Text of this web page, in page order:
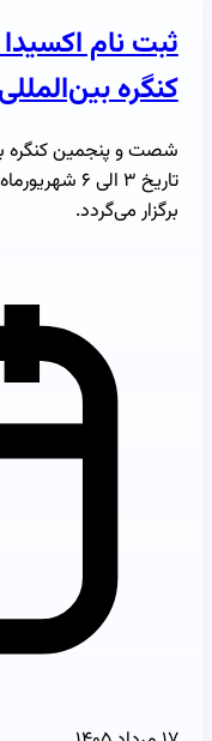
کنگره
شصت و پنجمین کنگره
برگزار می‌گردد.